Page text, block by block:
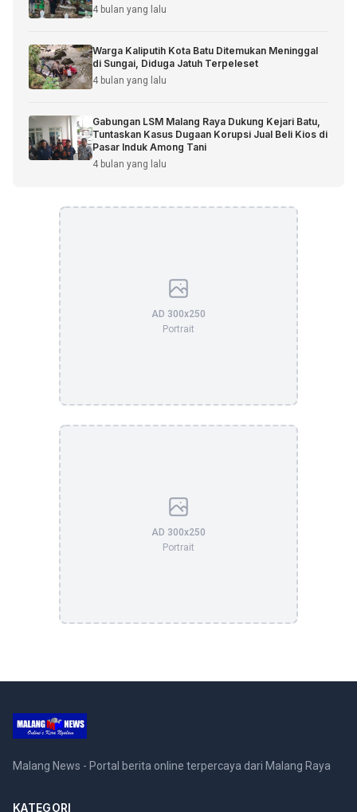
4 bulan yang lalu
Warga Kaliputih Kota Batu Ditemukan Meninggal
di Sungai, Diduga Jatuh Terpeleset
4 bulan yang lalu
Gabungan LSM Malang Raya Dukung Kejari Batu,
Tuntaskan Kasus Dugaan Korupsi Jual Beli Kios di
Pasar Induk Among Tani
4 bulan yang lalu
AD 300x250
Portrait
AD 300x250
Portrait
Malang News - Portal berita online terpercaya dari Malang Raya
KATEGORI